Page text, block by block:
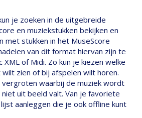
je zoeken in de uitgebreide
en muziekstukken bekijken en
met stukken in het MuseScore
van dit format hiervan zijn te
of Midi. Zo kun je kiezen welke
zien of bij afspelen wilt horen.
waarbij de muziek wordt
uit beeld valt. Van je favoriete
aanleggen die je ook offline kunt